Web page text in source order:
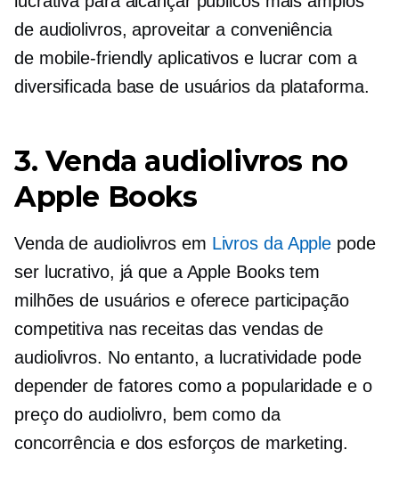
de audiolivros, aproveitar a conveniência
de mobile-friendly aplicativos e lucrar com a
diversificada base de usuários da plataforma.
3. Venda audiolivros no
Apple Books
Venda de audiolivros em Livros da Apple pode
ser lucrativo, já que a Apple Books tem
milhões de usuários e oferece participação
competitiva nas receitas das vendas de
audiolivros. No entanto, a lucratividade pode
depender de fatores como a popularidade e o
preço do audiolivro, bem como da
concorrência e dos esforços de marketing.